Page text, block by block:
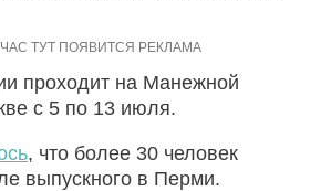
проходит на Манежной
с 5 по 13 июля.
, что более 30 человек
выпускного в Перми.